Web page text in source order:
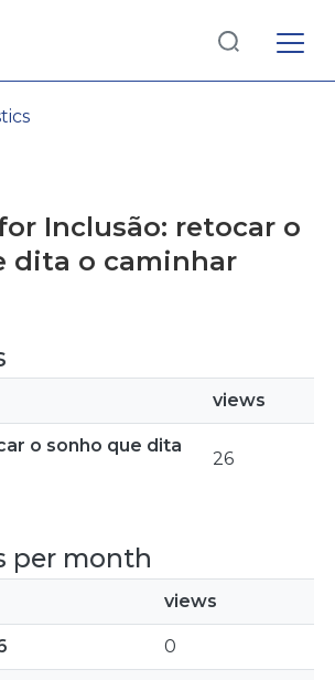
Inclusão: retocar o
dita o caminhar
views
o sonho que dita
26
per month
views
0